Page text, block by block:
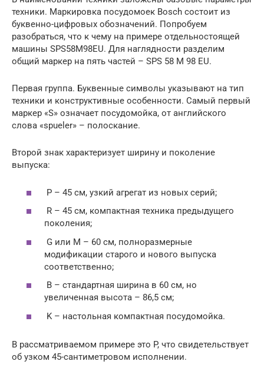
техники. Маркировка посудомоек Bosch состоит из
буквенно-цифровых обозначений. Попробуем
разобраться, что к чему на примере отдельностоящей
машины SPS58M98EU. Для наглядности разделим
общий маркер на пять частей – SPS 58 M 98 EU.
Первая группа. Буквенные символы указывают на тип
техники и конструктивные особенности. Самый первый
маркер «S» означает посудомойка, от английского
слова «spueler» – полоскание.
Второй знак характеризует ширину и поколение
выпуска:
P – 45 см, узкий агрегат из новых серий;
R – 45 см, компактная техника предыдущего
поколения;
G или M – 60 см, полноразмерные
модификации старого и нового выпуска
соответственно;
B – стандартная ширина в 60 см, но
увеличенная высота – 86,5 см;
K – настольная компактная посудомойка.
В рассматриваемом примере это P, что свидетельствует
об узком 45-сантиметровом исполнении.